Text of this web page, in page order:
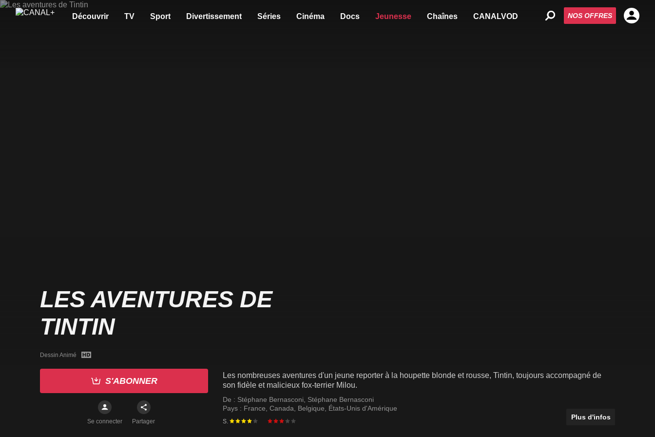
Découvrir TV Sport Divertissement Séries Cinéma Docs Jeunesse Chaînes CANALVOD NOS OFFRES
LES AVENTURES DE
TINTIN
Dessin Animé
S'ABONNER
Se connecter Partager
Les nombreuses aventures d'un jeune reporter à la houpette blonde et rousse, Tintin, toujours accompagné de
son fidèle et malicieux fox-terrier Milou.
De : Stéphane Bernasconi
Stéphane Bernasconi
Pays : France Canada Belgique États-Unis d'Amérique
S.
Plus d'infos